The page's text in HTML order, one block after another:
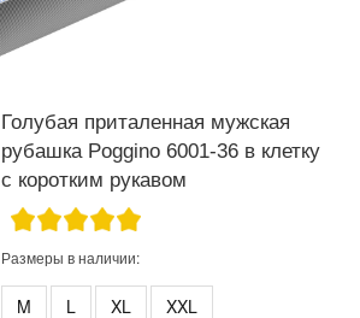
Голубая приталенная мужская
рубашка Poggino 6001-36 в клетку
с коротким рукавом
Размеры в наличии:
M L XL XXL